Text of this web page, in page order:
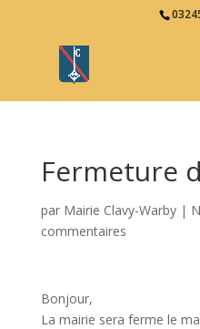
Fermeture
par Mairie Clavy-Warby|
commentaires
Bonjour,
La mairie sera ferme le